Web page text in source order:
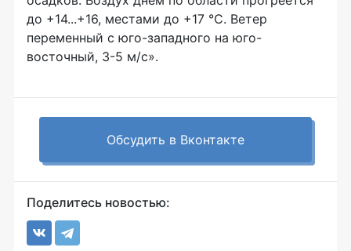
до +14...+16, местами до +17 ℃. Ветер
переменный с юго-западного на юго-
восточный, 3-5 м/с».
Обсудить в Вконтакте
Поделитесь новостью: